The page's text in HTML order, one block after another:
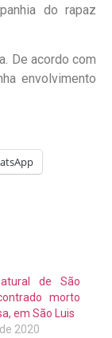
do rapaz
De acordo com
envolvimento
de São
morto
em São Luis
2020